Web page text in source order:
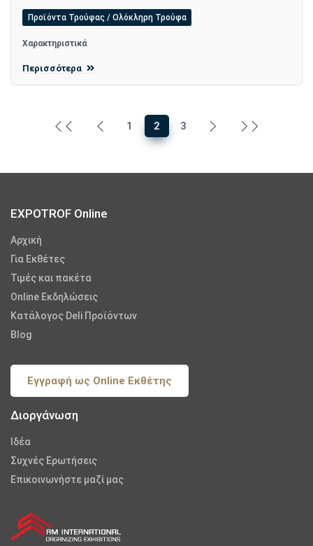
Προϊόντα Τρούφας / Ολόκληρη Τρούφα
Χαρακτηριστικά
Περισσότερα
1 2 3
EXPOTROF Online
Αρχική
Για Εκθέτες
Τιμές και πακέτα
Online Εκδηλώσεις
Κατάλογος Deli Προϊόντων
Blog
Εγγραφή ως Online Εκθέτης
Διοργάνωση
Iδέα
Συχνές Ερωτήσεις
Επικοινωνήστε μαζί μας